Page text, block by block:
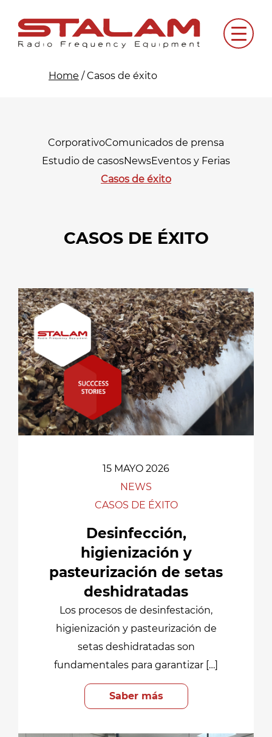
content
Menu
Home /Casos de éxito
CorporativoComunicados de prensa
Estudio de casosNewsEventos y Ferias
Casos de éxito
CASOS DE ÉXITO
15 MAYO 2026
NEWS
CASOS DE ÉXITO
Desinfección,
higienización y
pasteurización de setas
deshidratadas
Los procesos de desinfestación,
higienización y pasteurización de
setas deshidratadas son
fundamentales para garantizar […]
Saber más